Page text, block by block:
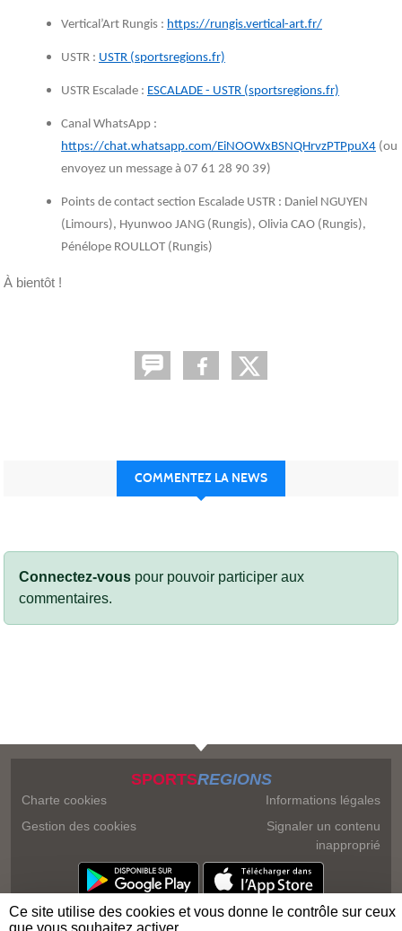
Vertical’Art Rungis : https://rungis.vertical-art.fr/
USTR : USTR (sportsregions.fr)
USTR Escalade : ESCALADE - USTR (sportsregions.fr)
Canal WhatsApp :
https://chat.whatsapp.com/EiNOOWxBSNQHrvzPTPpuX4 (ou
envoyez un message à 07 61 28 90 39)
Points de contact section Escalade USTR : Daniel NGUYEN
(Limours), Hyunwoo JANG (Rungis), Olivia CAO (Rungis),
Pénélope ROULLOT (Rungis)
À bientôt !
COMMENTEZ LA NEWS
Connectez-vous pour pouvoir participer aux
commentaires.
SPORTSREGIONS
Charte cookies
Gestion des cookies
Informations légales
Signaler un contenu
inapproprié
Ce site utilise des cookies et vous donne le contrôle sur ceux
que vous souhaitez activer